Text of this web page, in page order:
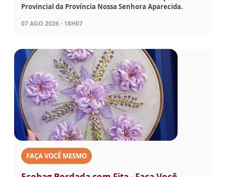
Provincial da Província Nossa Senhora Aparecida.
07 AGO 2026 - 18H07
FAÇA VOCÊ MESMO